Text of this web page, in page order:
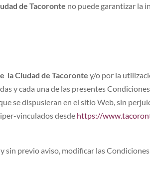
de Tacoronte no puede garantizar la
la Ciudad de Tacoronte y/o por la
y cada una de las presentes
se dispusieran en el sitio Web, sin
vinculados desde https://
sin previo aviso, modificar las